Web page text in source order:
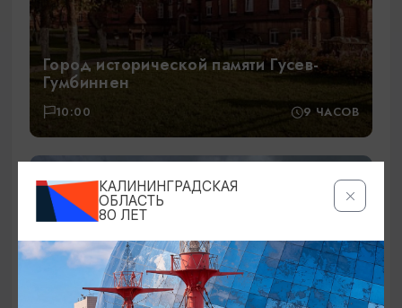
Город исторической памяти Гусев-
Гумбиннен
10:00 9 ЧАСОВ
ОТ2590₽КАЛИНИНГРАДСКАЯ
ОБЛАСТЬ
80 ЛЕТ